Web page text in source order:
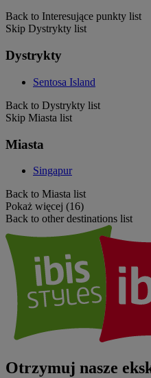
Back to Interesujące punkty list
Skip Dystrykty list
Dystrykty
Sentosa Island
Back to Dystrykty list
Skip Miasta list
Miasta
Singapur
Back to Miasta list
Pokaż więcej (16)
Back to other destinations list
Otrzymuj nasze